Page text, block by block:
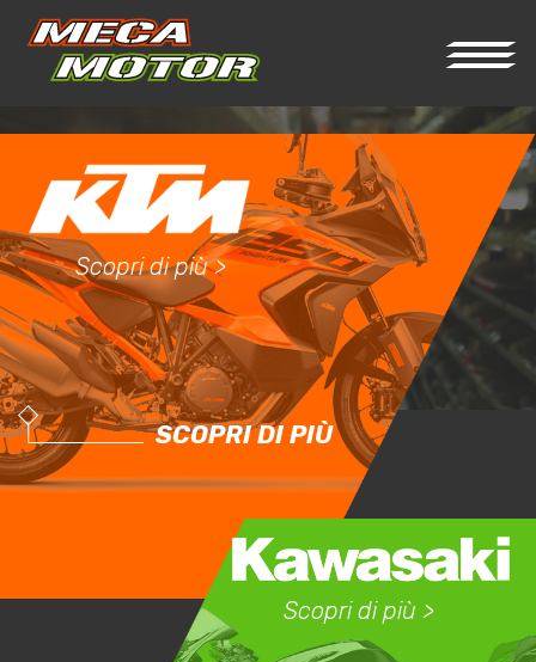
Scopri di più >
SCOPRI DI PIÙ
Scopri di più >